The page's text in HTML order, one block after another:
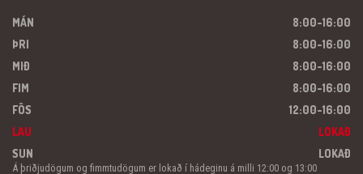
MÁN
8:00-16:00
ÞRI
8:00-16:00
MIÐ
8:00-16:00
FIM
8:00-16:00
FÖS
12:00-16:00
LAU
LOKAÐ
SUN
LOKAÐ
Á þriðjudögum og fimmtudögum er lokað í hádeginu á milli 12:00 og 13:00